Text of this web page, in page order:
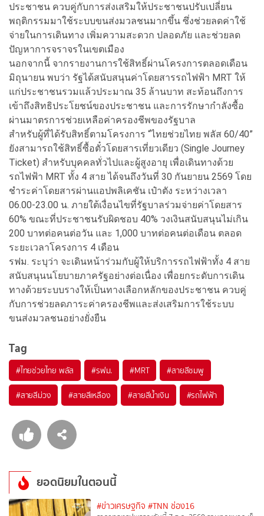
ประชาชน ควบคู่กับการส่งเสริมให้ประชาชนปรับเปลี่ยน
พฤติกรรมมาใช้ระบบขนส่งมวลชนมากขึ้น ซึ่งช่วยลดค่าใช้
จ่ายในการเดินทาง เพิ่มความสะดวก ปลอดภัย และช่วยลด
ปัญหาการจราจรในเขตเมือง
นอกจากนี้ จากรายงานการใช้สิทธิ์ผ่านโครงการตลอดเดือน
มิถุนายน พบว่า รัฐได้สนับสนุนค่าโดยสารรถไฟฟ้า MRT ให้
แก่ประชาชนรวมแล้วประมาณ 35 ล้านบาท สะท้อนถึงการ
เข้าถึงสิทธิประโยชน์ของประชาชน และการรักษากำลังซื้อ
ผ่านมาตรการช่วยเหลือค่าครองชีพของรัฐบาล
สำหรับผู้ที่ได้รับสิทธิ์ตามโครงการ “ไทยช่วยไทย พลัส 60/40”
ยังสามารถใช้สิทธิ์ซื้อตั๋วโดยสารเที่ยวเดียว (Single Journey
Ticket) สำหรับบุคคลทั่วไปและผู้สูงอายุ เพื่อเดินทางด้วย
รถไฟฟ้า MRT ทั้ง 4 สาย ได้จนถึงวันที่ 30 กันยายน 2569 โดย
ชำระค่าโดยสารผ่านแอปพลิเคชัน เป๋าตัง ระหว่างเวลา
06.00-23.00 น. ภายใต้เงื่อนไขที่รัฐบาลร่วมจ่ายค่าโดยสาร
60% ขณะที่ประชาชนรับผิดชอบ 40% วงเงินสนับสนุนไม่เกิน
200 บาทต่อคนต่อวัน และ 1,000 บาทต่อคนต่อเดือน ตลอด
ระยะเวลาโครงการ 4 เดือน
รฟม. ระบุว่า จะเดินหน้าร่วมกับผู้ให้บริการรถไฟฟ้าทั้ง 4 สาย
สนับสนุนนโยบายภาครัฐอย่างต่อเนื่อง เพื่อยกระดับการเดิน
ทางด้วยระบบรางให้เป็นทางเลือกหลักของประชาชน ควบคู่
กับการช่วยลดภาระค่าครองชีพและส่งเสริมการใช้ระบบ
ขนส่งมวลชนอย่างยั่งยืน
Tag
#ไทยช่วยไทย พลัส #รฟม. #MRT #สายสีชมพู
#สายสีม่วง #สายสีเหลือง #สายสีน้ำเงิน #รถไฟฟ้า
ยอดนิยมในตอนนี้
#ข่าวเศรษฐกิจ #TNN ช่อง16